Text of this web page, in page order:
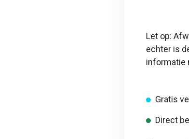
Let op:
echter is
informatie
Gratis
Direct